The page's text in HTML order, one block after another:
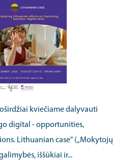
kviečiame dalyvauti
digital - opportunities,
Lithuanian case" („Mokytojų
iššūkiai ir...